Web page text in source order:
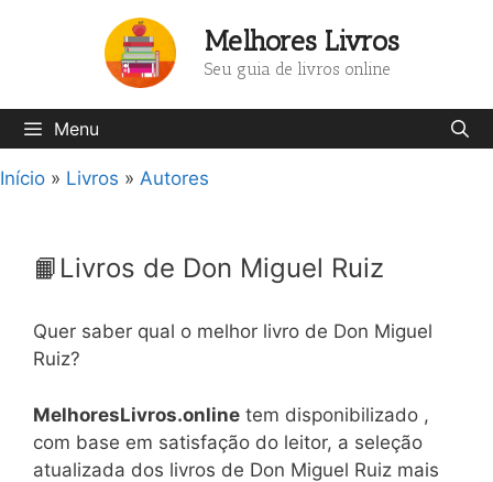
Melhores Livros
Seu guia de livros online
Menu
Início » Livros » Autores
📙Livros de Don Miguel Ruiz
Quer saber qual o melhor livro de Don Miguel
Ruiz?
MelhoresLivros.online tem disponibilizado ,
com base em satisfação do leitor, a seleção
atualizada dos livros de Don Miguel Ruiz mais